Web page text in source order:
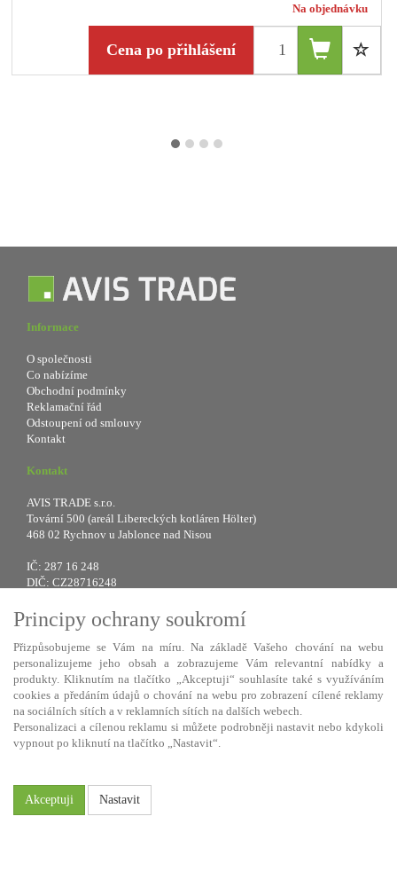
Na objednávku
Cena po přihlášení
Informace
O společnosti
Co nabízíme
Obchodní podmínky
Reklamační řád
Odstoupení od smlouvy
Kontakt
Kontakt
AVIS TRADE s.r.o.
Tovární 500 (areál Libereckých kotláren Hölter)
468 02 Rychnov u Jablonce nad Nisou
IČ: 287 16 248
DIČ: CZ28716248
Tel.: +420 483 388 078
Fax: +420 483 034 590
E-mail:info@avistrade.cz
Web:www.avistrade.cz
Principy ochrany soukromí
Přizpůsobujeme se Vám na míru. Na základě Vašeho chování na webu
personalizujeme jeho obsah a zobrazujeme Vám relevantní nabídky a
produkty. Kliknutím na tlačítko „Akceptuji“ souhlasíte také s využíváním
cookies a předáním údajů o chování na webu pro zobrazení cílené reklamy
na sociálních sítích a v reklamních sítích na dalších webech.
Personalizaci a cílenou reklamu si můžete podrobněji nastavit nebo kdykoli
vypnout po kliknutí na tlačítko „Nastavit“.
Akceptuji Nastavit